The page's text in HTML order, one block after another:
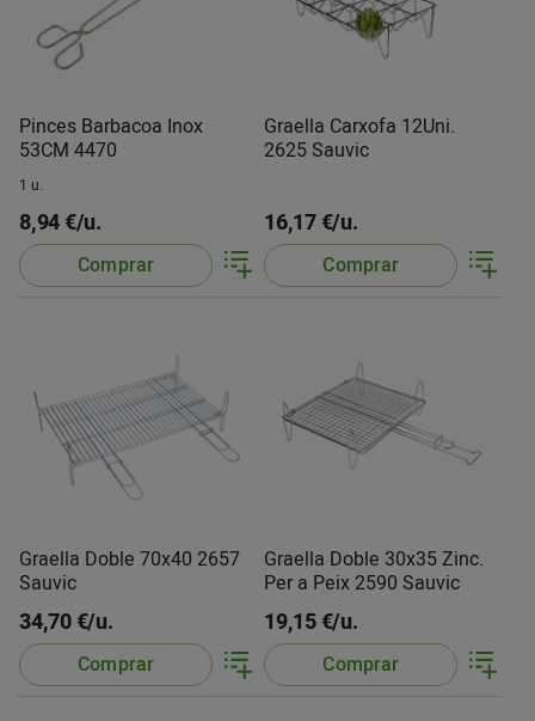
Pinces Barbacoa Inox
53CM 4470
1 u.
8,94 €/u.
Comprar
Graella Carxofa 12Uni.
2625 Sauvic
16,17 €/u.
Comprar
Graella Doble 70x40 2657
Sauvic
34,70 €/u.
Comprar
Graella Doble 30x35 Zinc.
Per a Peix 2590 Sauvic
19,15 €/u.
Comprar